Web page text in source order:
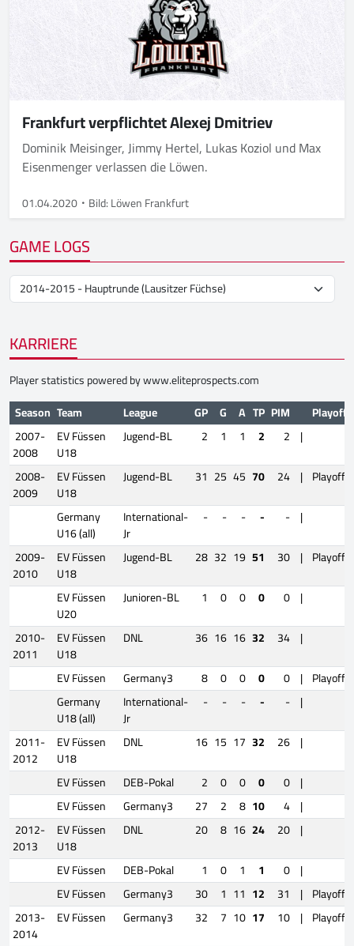
Frankfurt verpflichtet Alexej Dmitriev
Dominik Meisinger, Jimmy Hertel, Lukas Koziol und Max
Eisenmenger verlassen die Löwen.
01.04.2020 Bild: Löwen Frankfurt
GAME LOGS
KARRIERE
Player statistics powered bywww.eliteprospects.com
Season Team League GP G A TP PIM
Playoffs
2007-
2008
EV Füssen
U18
Jugend-BL 2 1 1 2 2 |
2008-
2009
EV Füssen
U18
Jugend-BL 31 25 45 70 24 | Playoffs
Germany
U16 (all)
International-
Jr
- - - - - |
2009-
2010
EV Füssen
U18
Jugend-BL 28 32 19 51 30 | Playoffs
EV Füssen
U20
Junioren-BL 1 0 0 0 0 |
2010-
2011
EV Füssen
U18
DNL 36 16 16 32 34 |
EV Füssen
Germany3 8 0 0 0 0 | Playoffs
Germany
U18 (all)
International-
Jr
- - - - - |
2011-
2012
EV Füssen
U18
DNL 16 15 17 32 26 |
EV Füssen
DEB-Pokal 2 0 0 0 0 |
EV Füssen
Germany3 27 2 8 10 4 |
2012-
2013
EV Füssen
U18
DNL 20 8 16 24 20 |
EV Füssen
DEB-Pokal 1 0 1 1 0 |
EV Füssen
Germany3 30 1 11 12 31 | Playoffs
2013-
2014
EV Füssen Germany3 32 7 10 17 10 | Playoffs